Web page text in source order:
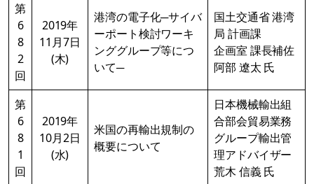
第
6
8
2
回
2019年
11月7日
(木)
港湾の電子化─サイバ
ーポート検討ワーキ
ンググループ等につ
いて─
国土交通省 港湾
局 計画課
企画室 課長補佐
阿部 遼太 氏
第
6
8
1
回
2019年
10月2日
(水)
米国の再輸出規制の
概要について
日本機械輸出組
合部会貿易業務
グループ輸出管
理アドバイザー
荒木 信義 氏